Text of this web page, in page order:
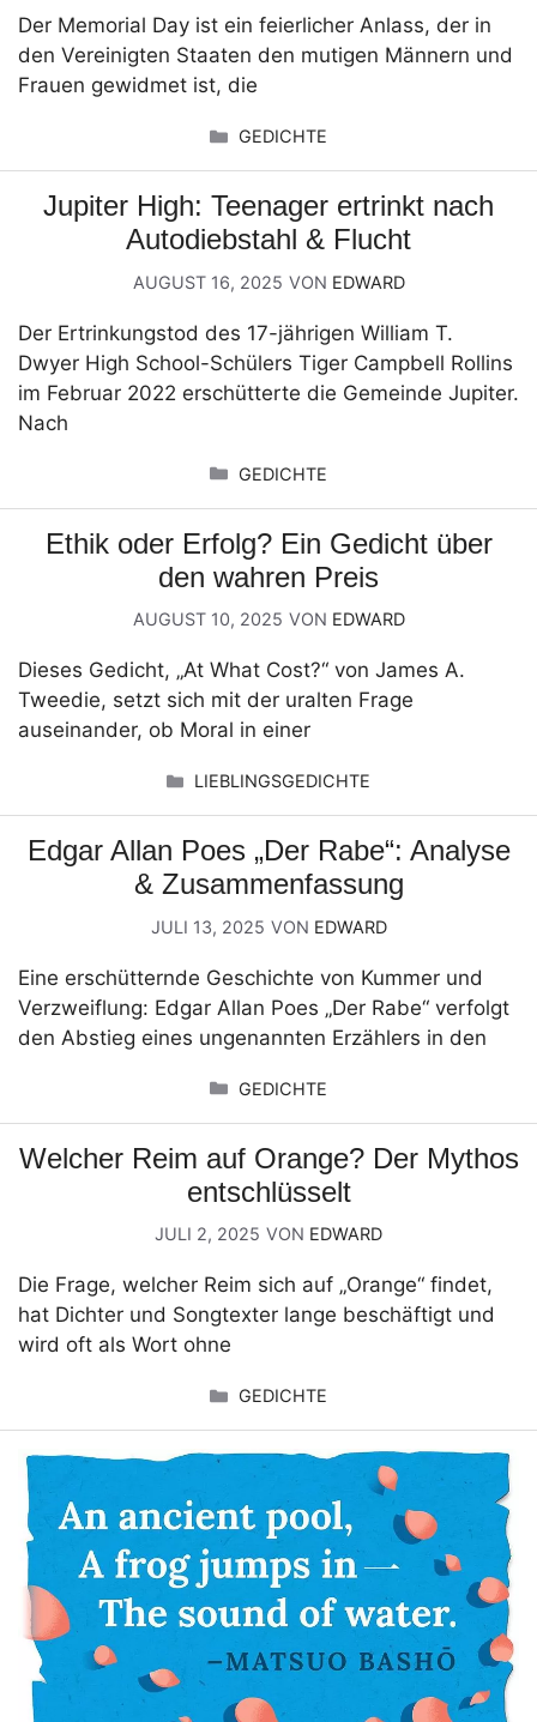
Der Memorial Day ist ein feierlicher Anlass, der in
den Vereinigten Staaten den mutigen Männern und
Frauen gewidmet ist, die
KATEGORIEN
GEDICHTE
Jupiter High: Teenager ertrinkt nach
Autodiebstahl & Flucht
AUGUST 16, 2025 VON EDWARD
Der Ertrinkungstod des 17-jährigen William T.
Dwyer High School-Schülers Tiger Campbell Rollins
im Februar 2022 erschütterte die Gemeinde Jupiter.
Nach
KATEGORIEN
GEDICHTE
Ethik oder Erfolg? Ein Gedicht über
den wahren Preis
AUGUST 10, 2025 VON EDWARD
Dieses Gedicht, „At What Cost?“ von James A.
Tweedie, setzt sich mit der uralten Frage
auseinander, ob Moral in einer
KATEGORIEN
LIEBLINGSGEDICHTE
Edgar Allan Poes „Der Rabe“: Analyse
& Zusammenfassung
JULI 13, 2025 VON EDWARD
Eine erschütternde Geschichte von Kummer und
Verzweiflung: Edgar Allan Poes „Der Rabe“ verfolgt
den Abstieg eines ungenannten Erzählers in den
KATEGORIEN
GEDICHTE
Welcher Reim auf Orange? Der Mythos
entschlüsselt
JULI 2, 2025 VON EDWARD
Die Frage, welcher Reim sich auf „Orange“ findet,
hat Dichter und Songtexter lange beschäftigt und
wird oft als Wort ohne
KATEGORIEN
GEDICHTE